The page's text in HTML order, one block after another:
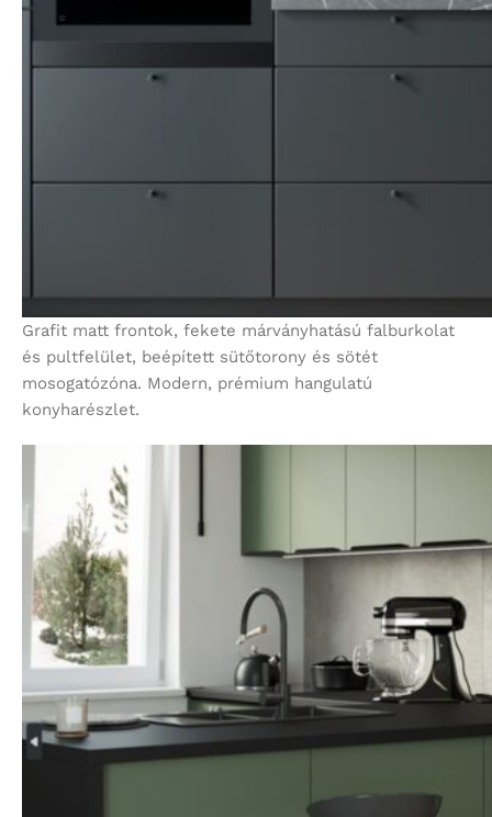
Grafit matt frontok, fekete márványhatású falburkolat
és pultfelület, beépített sütőtorony és sötét
mosogatózóna. Modern, prémium hangulatú
konyharészlet.